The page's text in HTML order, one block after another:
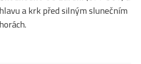
a krk před silným slunečním